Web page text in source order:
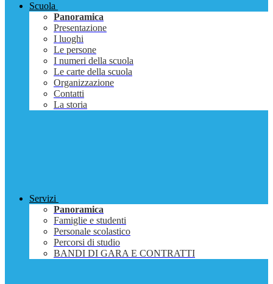
Scuola
Panoramica
Presentazione
I luoghi
Le persone
I numeri della scuola
Le carte della scuola
Organizzazione
Contatti
La storia
Servizi
Panoramica
Famiglie e studenti
Personale scolastico
Percorsi di studio
BANDI DI GARA E CONTRATTI